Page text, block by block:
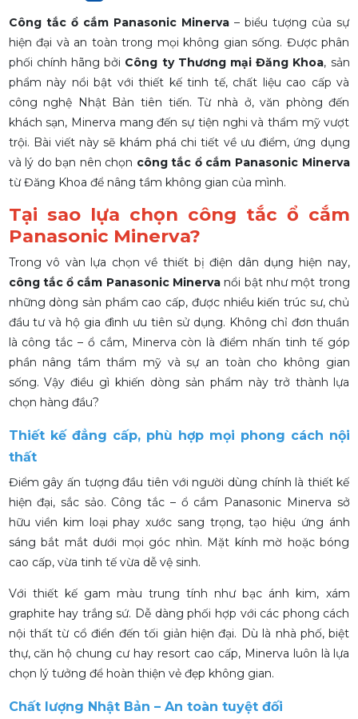
Công tắc ổ cắm Panasonic Minerva – biểu tượng của sự
hiện đại và an toàn trong mọi không gian sống. Được phân
phối chính hãng bởi Công ty Thương mại Đăng Khoa, sản
phẩm này nổi bật với thiết kế tinh tế, chất liệu cao cấp và
công nghệ Nhật Bản tiên tiến. Từ nhà ở, văn phòng đến
khách sạn, Minerva mang đến sự tiện nghi và thẩm mỹ vượt
trội. Bài viết này sẽ khám phá chi tiết về ưu điểm, ứng dụng
và lý do bạn nên chọn công tắc ổ cắm Panasonic Minerva
từ Đăng Khoa để nâng tầm không gian của mình.
Tại sao lựa chọn công tắc ổ cắm
Panasonic Minerva?
Trong vô vàn lựa chọn về thiết bị điện dân dụng hiện nay,
công tắc ổ cắm Panasonic Minerva nổi bật như một trong
những dòng sản phẩm cao cấp, được nhiều kiến trúc sư, chủ
đầu tư và hộ gia đình ưu tiên sử dụng. Không chỉ đơn thuần
là công tắc – ổ cắm, Minerva còn là điểm nhấn tinh tế góp
phần nâng tầm thẩm mỹ và sự an toàn cho không gian
sống. Vậy điều gì khiến dòng sản phẩm này trở thành lựa
chọn hàng đầu?
Thiết kế đẳng cấp, phù hợp mọi phong cách nội
thất
Điểm gây ấn tượng đầu tiên với người dùng chính là thiết kế
hiện đại, sắc sảo. Công tắc – ổ cắm Panasonic Minerva sở
hữu viền kim loại phay xước sang trọng, tạo hiệu ứng ánh
sáng bắt mắt dưới mọi góc nhìn. Mặt kính mờ hoặc bóng
cao cấp, vừa tinh tế vừa dễ vệ sinh.
Với thiết kế gam màu trung tính như bạc ánh kim, xám
graphite hay trắng sứ. Dễ dàng phối hợp với các phong cách
nội thất từ cổ điển đến tối giản hiện đại. Dù là nhà phố, biệt
thự, căn hộ chung cư hay resort cao cấp, Minerva luôn là lựa
chọn lý tưởng để hoàn thiện vẻ đẹp không gian.
Chất lượng Nhật Bản – An toàn tuyệt đối